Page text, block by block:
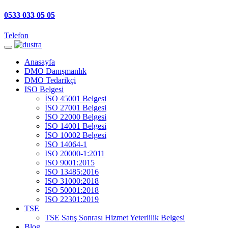
0533 033 05 05
Telefon
Anasayfa
DMO Danışmanlık
DMO Tedarikçi
ISO Belgesi
İSO 45001 Belgesi
İSO 27001 Belgesi
İSO 22000 Belgesi
İSO 14001 Belgesi
İSO 10002 Belgesi
ISO 14064-1
ISO 20000-1:2011
ISO 9001:2015
ISO 13485:2016
ISO 31000:2018
ISO 50001:2018
ISO 22301:2019
TSE
TSE Satış Sonrası Hizmet Yeterlilik Belgesi